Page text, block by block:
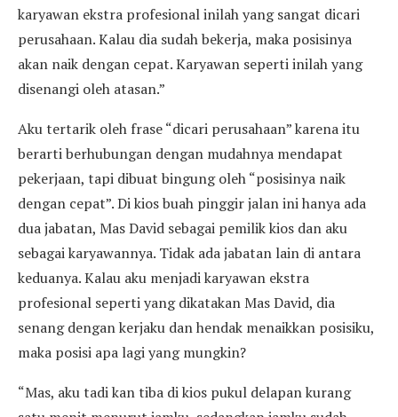
karyawan ekstra profesional inilah yang sangat dicari
perusahaan. Kalau dia sudah bekerja, maka posisinya
akan naik dengan cepat. Karyawan seperti inilah yang
disenangi oleh atasan.”
Aku tertarik oleh frase “dicari perusahaan” karena itu
berarti berhubungan dengan mudahnya mendapat
pekerjaan, tapi dibuat bingung oleh “posisinya naik
dengan cepat”. Di kios buah pinggir jalan ini hanya ada
dua jabatan, Mas David sebagai pemilik kios dan aku
sebagai karyawannya. Tidak ada jabatan lain di antara
keduanya. Kalau aku menjadi karyawan ekstra
profesional seperti yang dikatakan Mas David, dia
senang dengan kerjaku dan hendak menaikkan posisiku,
maka posisi apa lagi yang mungkin?
“Mas, aku tadi kan tiba di kios pukul delapan kurang